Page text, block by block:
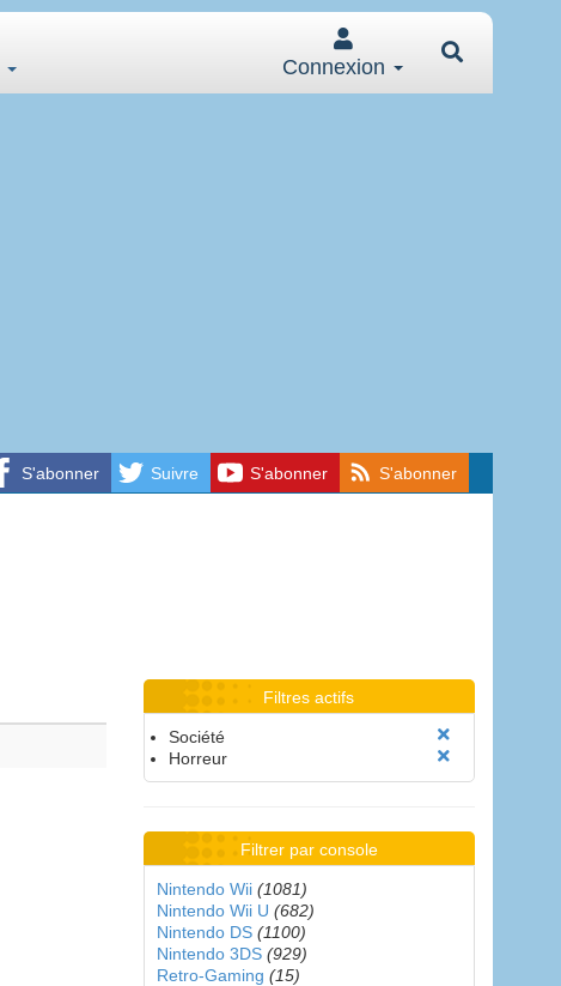
Connexion
S'abonner Suivre S'abonner S'abonner
Filtres actifs
Société
Horreur
Filtrer par console
Nintendo Wii (1081)
Nintendo Wii U (682)
Nintendo DS (1100)
Nintendo 3DS (929)
Retro-Gaming (15)